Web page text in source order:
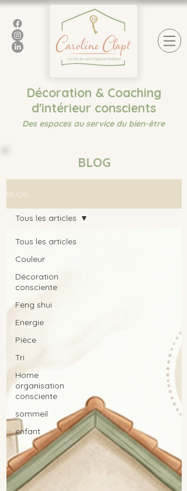
Décoration & Coaching
d'intérieur conscients
Des espaces au service du bien-être
BLOG
BLOG
Tous les articles
Couleur
Décoration
consciente
Feng shui
Energie
Pièce
Tri
Home
organisation
consciente
sommeil
enfant
Tous les articles